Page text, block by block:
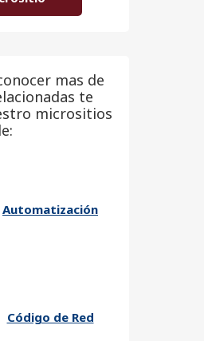
mas de
te
micrositios
Automatización
Código de Red